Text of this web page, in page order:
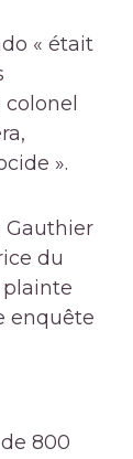
« était
colonel
».
Gauthier
du
plainte
enquête
800